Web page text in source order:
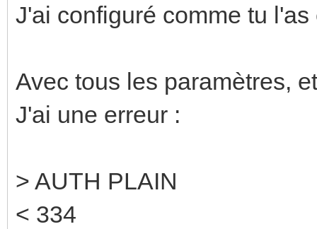
J'ai configuré comme tu
Avec tous les paramètres,
J'ai une erreur :
> AUTH PLAIN
< 334